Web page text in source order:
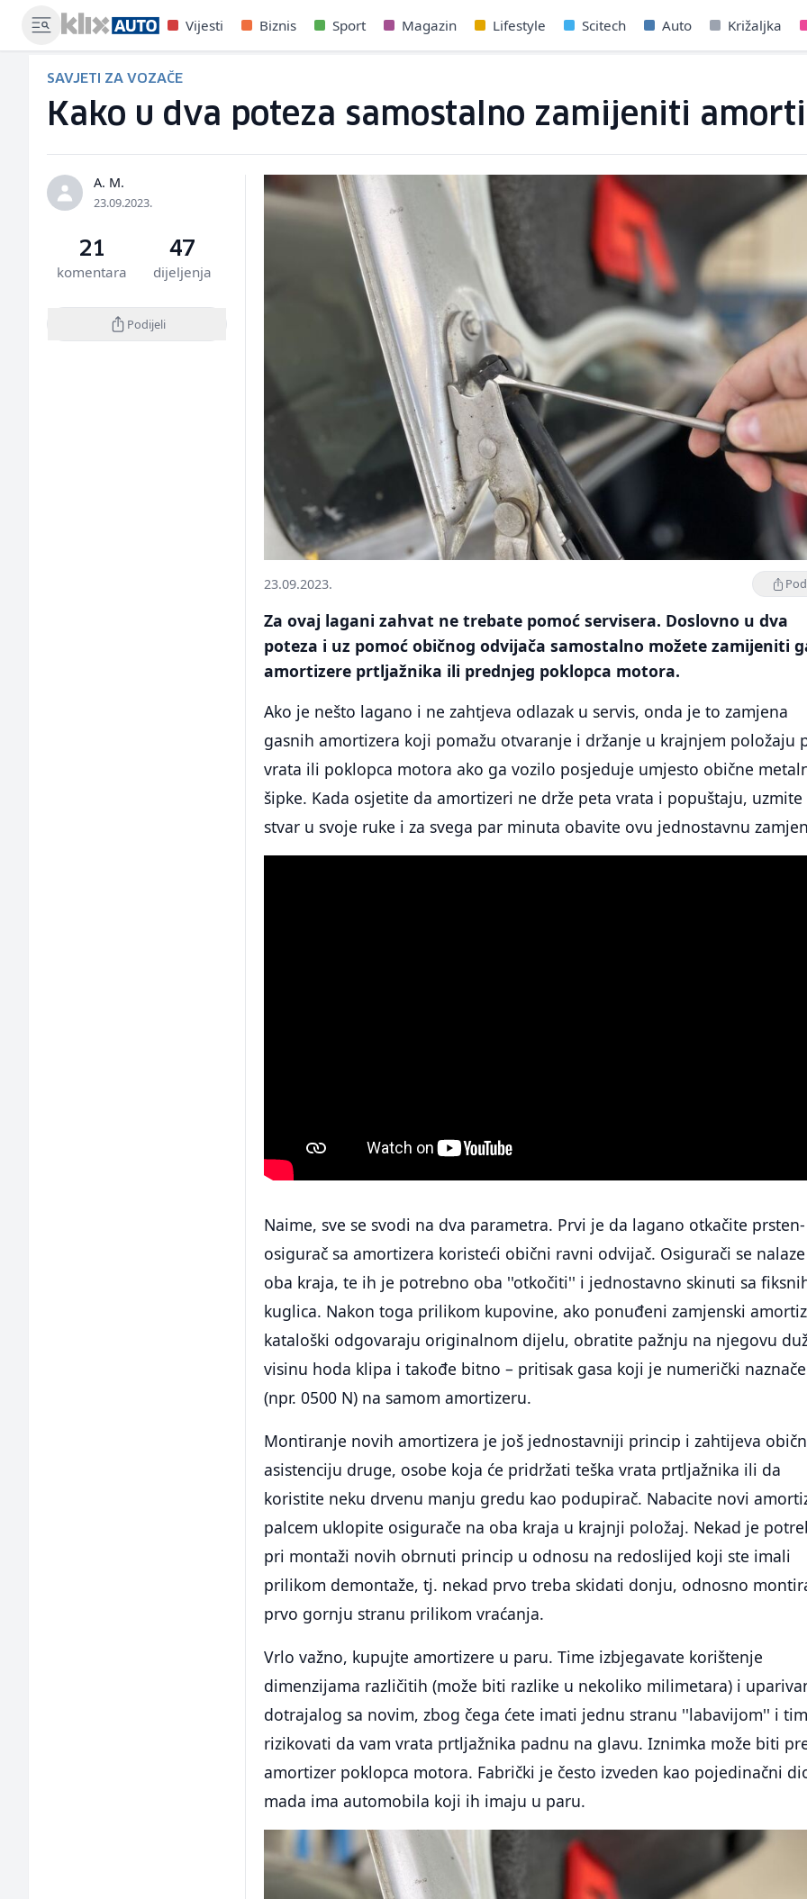
Vijesti Biznis Sport Magazin Lifestyle Scitech Auto Križaljka
SAVJETI ZA VOZAČE
Kako u dva poteza samostalno zamijeniti
A. M.
23.09.2023.
21
komentara
47
dijeljenja
Podijeli
23.09.2023.
Za ovaj lagani zahvat ne trebate pomoć servisera. Doslovno u dva
poteza i uz pomoć običnog odvijača samostalno možete zamijeniti
amortizere prtljažnika ili prednjeg poklopca motora.
Ako je nešto lagano i ne zahtjeva odlazak u servis, onda je to zamjena
gasnih amortizera koji pomažu otvaranje i držanje u krajnjem položaju
vrata ili poklopca motora ako ga vozilo posjeduje umjesto obične
šipke. Kada osjetite da amortizeri ne drže peta vrata i popuštaju, uzmite
stvar u svoje ruke i za svega par minuta obavite ovu jednostavnu
Naime, sve se svodi na dva parametra. Prvi je da lagano otkačite prsten-
osigurač sa amortizera koristeći obični ravni odvijač. Osigurači se
oba kraja, te ih je potrebno oba ''otkočiti'' i jednostavno skinuti sa
kuglica. Nakon toga prilikom kupovine, ako ponuđeni zamjenski
kataloški odgovaraju originalnom dijelu, obratite pažnju na njegovu
visinu hoda klipa i takođe bitno – pritisak gasa koji je numerički
(npr. 0500 N) na samom amortizeru.
Montiranje novih amortizera je još jednostavniji princip i zahtijeva
asistenciju druge, osobe koja će pridržati teška vrata prtljažnika ili da
koristite neku drvenu manju gredu kao podupirač. Nabacite novi
palcem uklopite osigurače na oba kraja u krajnji položaj. Nekad je
pri montaži novih obrnuti princip u odnosu na redoslijed koji ste imali
prilikom demontaže, tj. nekad prvo treba skidati donju, odnosno
prvo gornju stranu prilikom vraćanja.
Vrlo važno, kupujte amortizere u paru. Time izbjegavate korištenje
dimenzijama različitih (može biti razlike u nekoliko milimetara) i
dotrajalog sa novim, zbog čega ćete imati jednu stranu ''labavijom'' i
rizikovati da vam vrata prtljažnika padnu na glavu. Iznimka može biti
amortizer poklopca motora. Fabrički je često izveden kao pojedinačni
mada ima automobila koji ih imaju u paru.